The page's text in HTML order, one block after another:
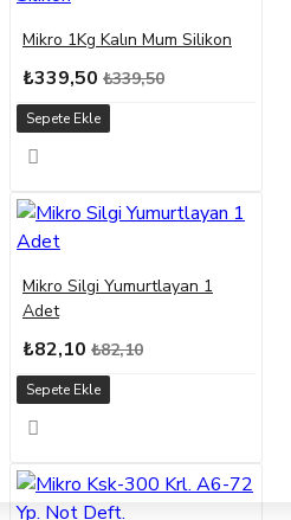
Mikro 1Kg Kalın Mum Silikon
₺339,50 ₺339,50
Sepete Ekle
Mikro Silgi Yumurtlayan 1
Adet
₺82,10 ₺82,10
Sepete Ekle